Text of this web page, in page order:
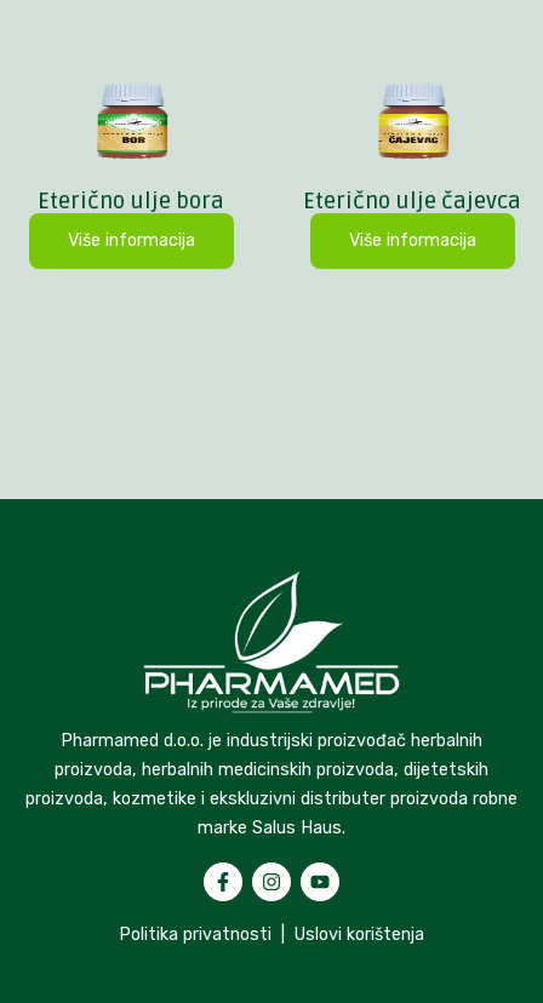
Eterično ulje bora
Više informacija
Eterično ulje čajevca
Više informacija
Pharmamed d.o.o. je industrijski proizvođač herbalnih
proizvoda, herbalnih medicinskih proizvoda, dijetetskih
proizvoda, kozmetike i ekskluzivni distributer proizvoda robne
marke Salus Haus.
Politika privatnosti Uslovi korištenja